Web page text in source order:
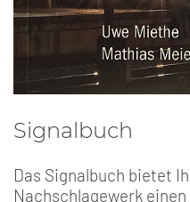
Signalbuch
Das Signalbuch bietet
Nachschlagewerk